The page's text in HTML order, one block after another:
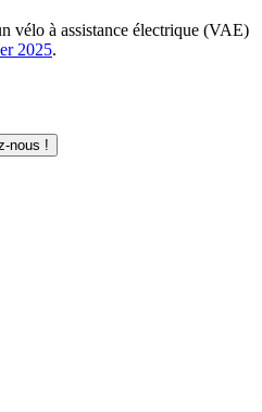
vélo à assistance électrique (VAE)
2025.
nous !